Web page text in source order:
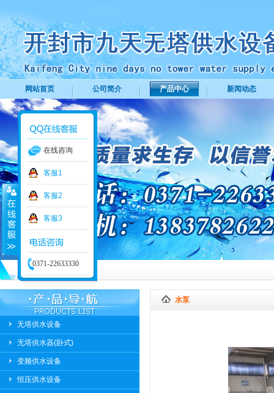
网站首页 公司简介 产品中心 新闻动态
无塔供水设备
无塔供水器(卧式)
变频供水设备
恒压供水设备
水泵
在线咨询
客服1
客服2
客服3
0371-22633330